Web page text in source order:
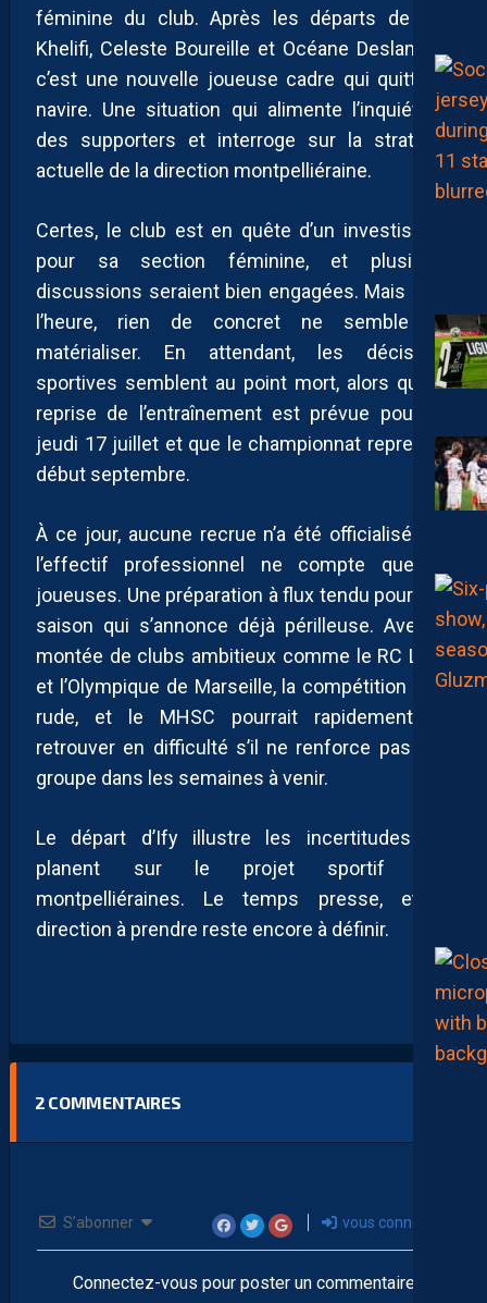
féminine du club. Après les départs de Léa
Khelifi, Celeste Boureille et Océane Deslandes,
c’est une nouvelle joueuse cadre qui quitte le
navire. Une situation qui alimente l’inquiétude
des supporters et interroge sur la stratégie
actuelle de la direction montpelliéraine.
Certes, le club est en quête d’un investisseur
pour sa section féminine, et plusieurs
discussions seraient bien engagées. Mais pour
l’heure, rien de concret ne semble se
matérialiser. En attendant, les décisions
sportives semblent au point mort, alors que la
reprise de l’entraînement est prévue pour ce
jeudi 17 juillet et que le championnat reprendra
début septembre.
À ce jour, aucune recrue n’a été officialisée, et
l’effectif professionnel ne compte que 15
joueuses. Une préparation à flux tendu pour une
saison qui s’annonce déjà périlleuse. Avec la
montée de clubs ambitieux comme le RC Lens
et l’Olympique de Marseille, la compétition sera
rude, et le MHSC pourrait rapidement se
retrouver en difficulté s’il ne renforce pas son
groupe dans les semaines à venir.
Le départ d’Ify illustre les incertitudes qui
planent sur le projet sportif des
montpelliéraines. Le temps presse, et la
direction à prendre reste encore à définir.
2 COMMENTAIRES
S’abonner vous connecter
Connectez-vous pour poster un commentaire